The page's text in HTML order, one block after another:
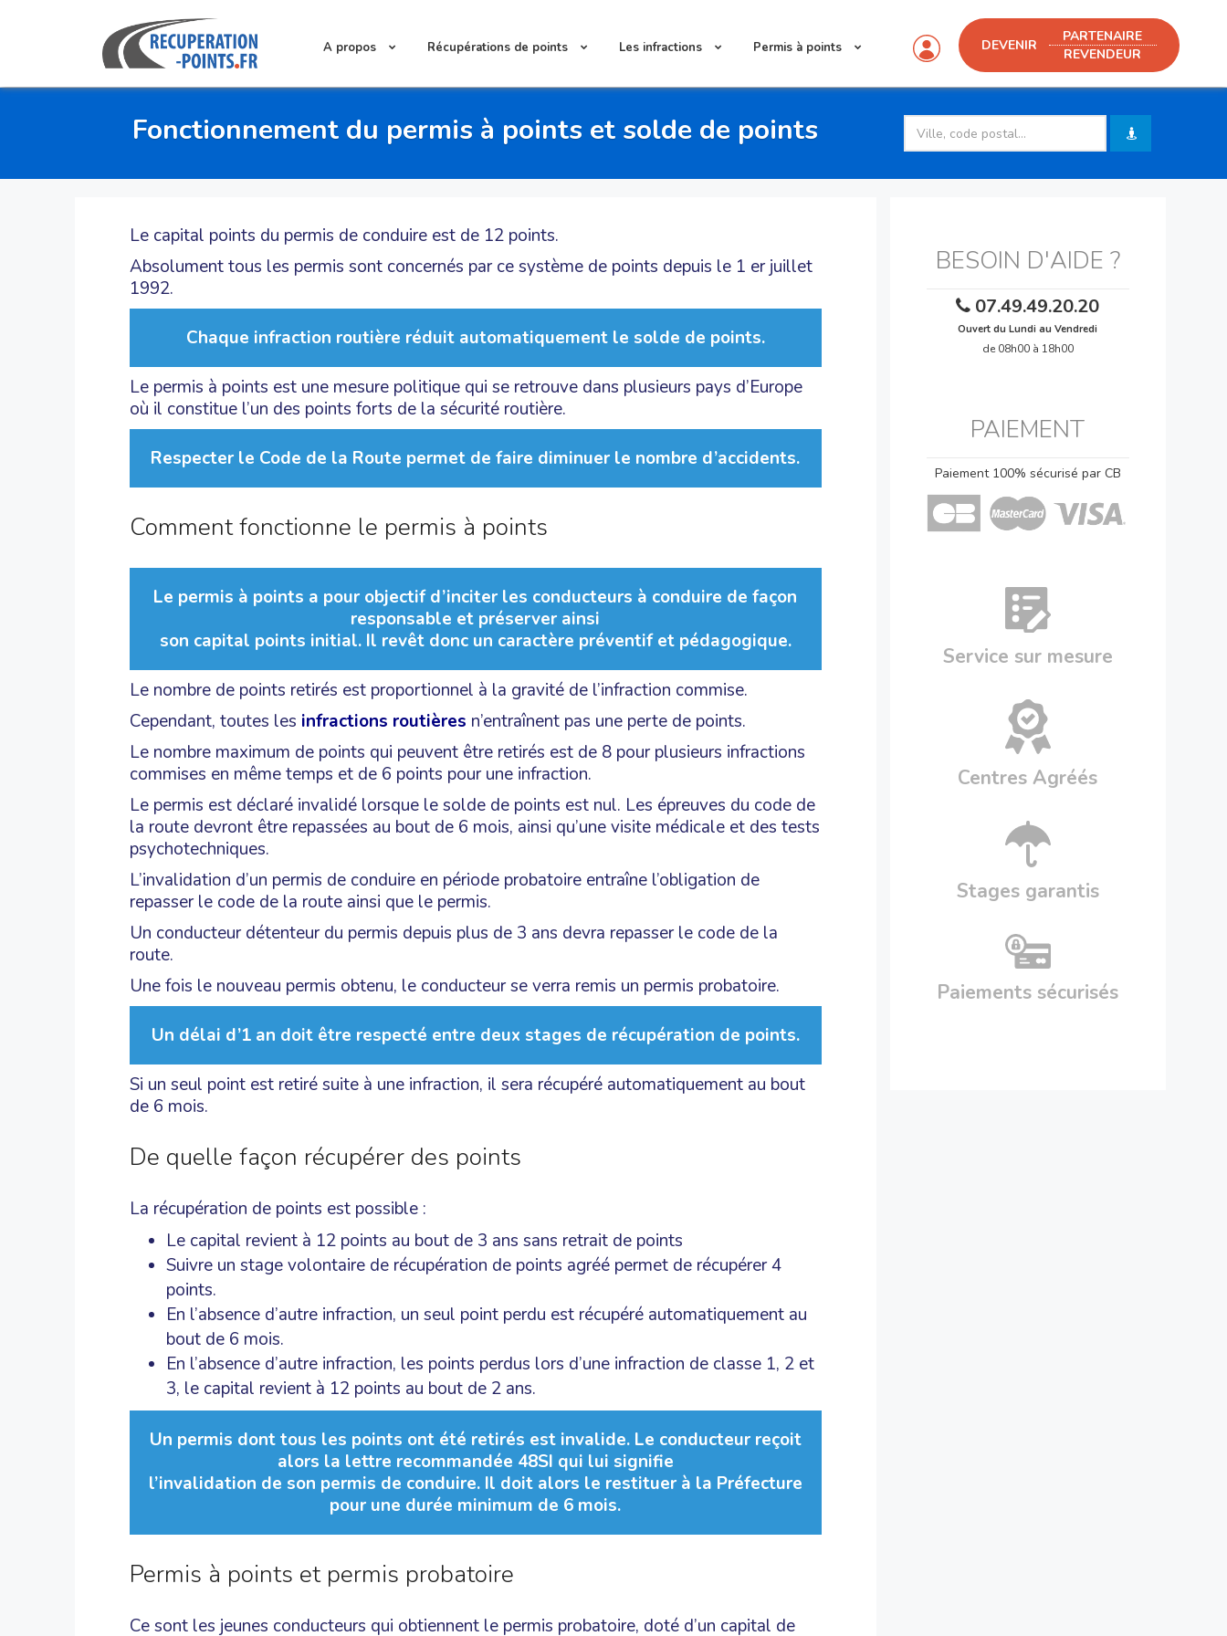
DEVENIR
PARTENAIRE
REVENDEUR
A propos Récupérations de points Les infractions Permis à points
Fonctionnement du permis à points et solde de points
Le capital points du permis de conduire est de 12 points.
Absolument tous les permis sont concernés par ce système de points depuis le 1 er juillet
1992.
Chaque infraction routière réduit automatiquement le solde de points.
Le permis à points est une mesure politique qui se retrouve dans plusieurs pays d’Europe
où il constitue l’un des points forts de la sécurité routière.
Respecter le Code de la Route permet de faire diminuer le nombre d’accidents.
Comment fonctionne le permis à points
Le permis à points a pour objectif d’inciter les conducteurs à conduire de façon
responsable et préserver ainsi
son capital points initial. Il revêt donc un caractère préventif et pédagogique.
Le nombre de points retirés est proportionnel à la gravité de l’infraction commise.
Cependant, toutes les infractions routières n’entraînent pas une perte de points.
Le nombre maximum de points qui peuvent être retirés est de 8 pour plusieurs infractions
commises en même temps et de 6 points pour une infraction.
Le permis est déclaré invalidé lorsque le solde de points est nul. Les épreuves du code de
la route devront être repassées au bout de 6 mois, ainsi qu’une visite médicale et des tests
psychotechniques.
L’invalidation d’un permis de conduire en période probatoire entraîne l’obligation de
repasser le code de la route ainsi que le permis.
Un conducteur détenteur du permis depuis plus de 3 ans devra repasser le code de la
route.
Une fois le nouveau permis obtenu, le conducteur se verra remis un permis probatoire.
Un délai d’1 an doit être respecté entre deux stages de récupération de points.
Si un seul point est retiré suite à une infraction, il sera récupéré automatiquement au bout
de 6 mois.
De quelle façon récupérer des points
La récupération de points est possible :
Le capital revient à 12 points au bout de 3 ans sans retrait de points
Suivre un stage volontaire de récupération de points agréé permet de récupérer 4
points.
En l’absence d’autre infraction, un seul point perdu est récupéré automatiquement au
bout de 6 mois.
En l’absence d’autre infraction, les points perdus lors d’une infraction de classe 1, 2 et
3, le capital revient à 12 points au bout de 2 ans.
Un permis dont tous les points ont été retirés est invalide. Le conducteur reçoit
alors la lettre recommandée 48SI qui lui signifie
l’invalidation de son permis de conduire. Il doit alors le restituer à la Préfecture
pour une durée minimum de 6 mois.
Permis à points et permis probatoire
Ce sont les jeunes conducteurs qui obtiennent le permis probatoire, doté d’un capital de
BESOIN D'AIDE ?
07.49.49.20.20
Ouvert du Lundi au Vendredi
de 08h00 à 18h00
PAIEMENT
Paiement 100% sécurisé par CB
Service sur mesure
Centres Agréés
Stages garantis
Paiements sécurisés